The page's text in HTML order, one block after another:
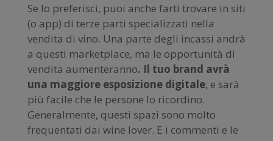
Se lo preferisci, puoi anche farti trovare in siti
(o app) di terze parti specializzati nella
vendita di vino. Una parte degli incassi andrà
a questi marketplace, ma le opportunità di
vendita aumenteranno. Il tuo brand avrà
una maggiore esposizione digitale, e sarà
più facile che le persone lo ricordino.
Generalmente, questi spazi sono molto
frequentati dai wine lover. E i commenti e le